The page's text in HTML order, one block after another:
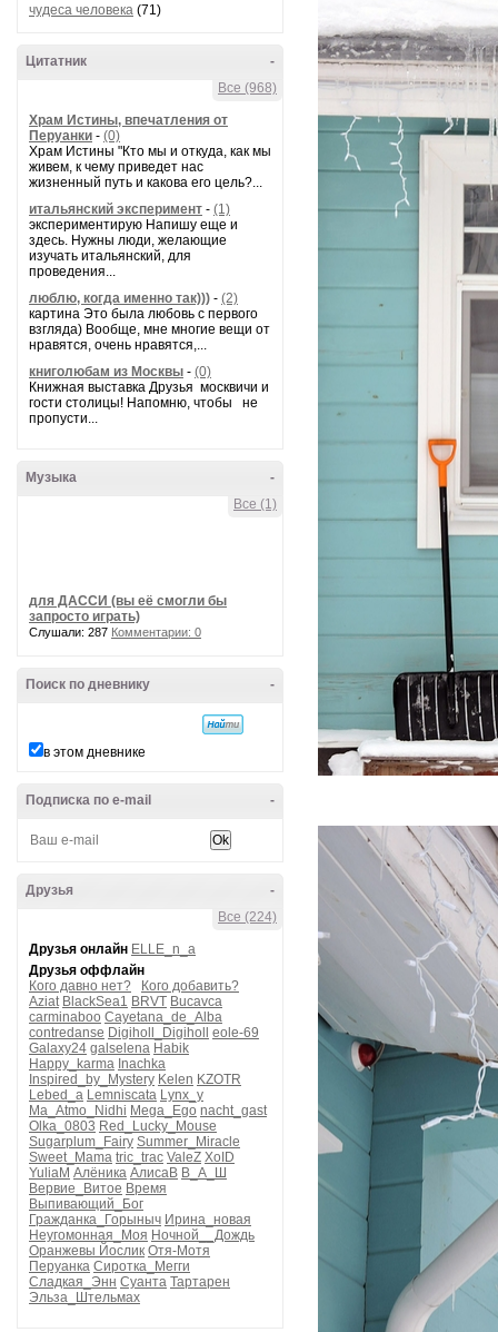
чудеса человека (71)
-
Цитатник
Все (968)
Храм Истины, впечатления от
Перуанки - (0)
Храм Истины "Кто мы и откуда, как мы
живем, к чему приведет нас
жизненный путь и какова его цель?...
итальянский эксперимент - (1)
экспериментирую Напишу еще и
здесь. Нужны люди, желающие
изучать итальянский, для
проведения...
люблю, когда именно так))) - (2)
картина Это была любовь с первого
взгляда) Вообще, мне многие вещи от
нравятся, очень нравятся,...
книголюбам из Москвы - (0)
Книжная выставка Друзья москвичи и
гости столицы! Напомню, чтобы не
пропусти...
-
Музыка
Все (1)
для ДАССИ (вы её смогли бы
запросто играть)
Слушали: 287 Комментарии: 0
-
Поиск по дневнику
в этом дневнике
-
Подписка по e-mail
-
Друзья
Все (224)
Друзья онлайн ELLE_n_a
Друзья оффлайн
Кого давно нет?
Кого добавить?
Aziat BlackSea1 BRVT Bucavca
carminaboo Cayetana_de_Alba
contredanse Digiholl_Digiholl
eole-69
Galaxy24 galselena Habik
Happy_karma Inachka
Inspired_by_Mystery Kelen KZOTR
Lebed_a Lemniscata Lynx_y
Ma_Atmo_Nidhi Mega_Ego nacht_gast
Olka_0803 Red_Lucky_Mouse
Sugarplum_Fairy Summer_Miracle
Sweet_Mama tric_trac ValeZ XoID
YuliaM Алёника АлисаВ В_А_Ш
Вервие_Витое Время
Выпивающий_Бог
Гражданка_Горыныч Ирина_новая
Неугомонная_Моя Ночной__Дождь
Оранжевы Йослик Отя-Мотя
Перуанка Сиротка_Мегги
Сладкая_Энн Суанта Тартарен
Эльза_Штельмах